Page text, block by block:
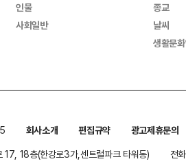
인물
사회일반
종교
날씨
생활문
회사소개 편집규약
광고제휴문의
17, 18층(한강로3가,센트럴파크 타워동)
전